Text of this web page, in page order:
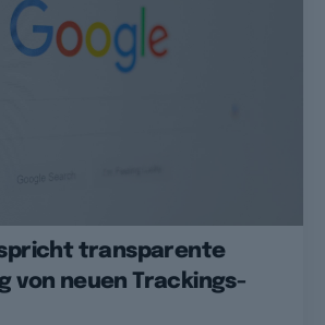
transparente
von neuen Trackings-